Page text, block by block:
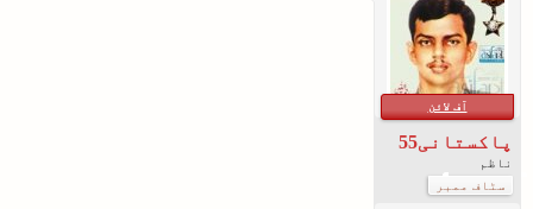
آف لائن
پاکستانی55
ناظم
سٹاف ممبر